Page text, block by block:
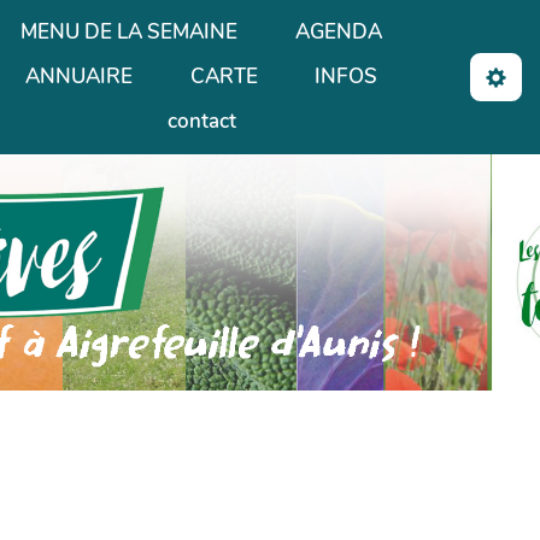
MENU DE LA SEMAINE
AGENDA
ANNUAIRE
CARTE
INFOS
contact